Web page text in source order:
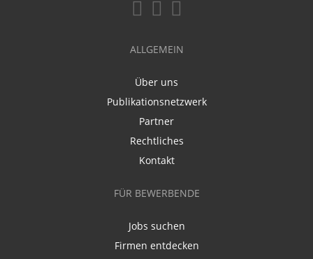
ALLGEMEIN
Über uns
Publikationsnetzwerk
Partner
Rechtliches
Kontakt
FÜR BEWERBENDE
Jobs suchen
Firmen entdecken